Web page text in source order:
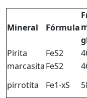
Mineral Fórmula
Pirita
FeS2
marcasitaFeS2
pirrotita
Fe1-xS